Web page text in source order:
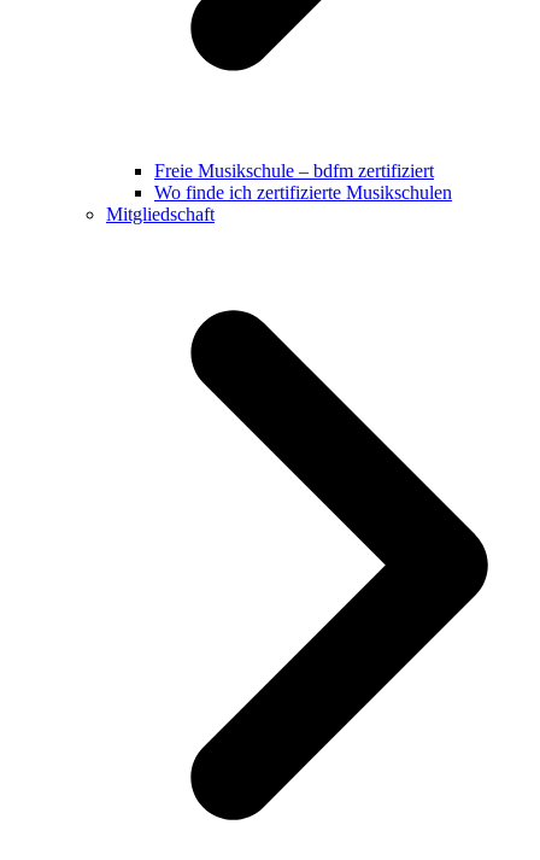
Freie Musikschule – bdfm zertifiziert
Wo finde ich zertifizierte Musikschulen
Mitgliedschaft